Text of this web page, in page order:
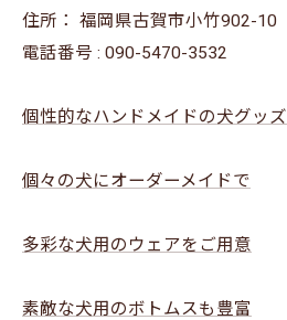
住所： 福岡県古賀市小竹902-10
電話番号 : 090-5470-3532
個性的なハンドメイドの犬グッズ
個々の犬にオーダーメイドで
多彩な犬用のウェアをご用意
素敵な犬用のボトムスも豊富